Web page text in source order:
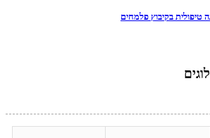
טיפולית בקיבוץ פלמחים